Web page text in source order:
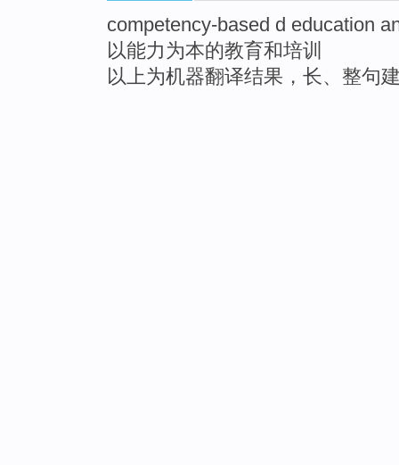
competency-based d education
以能力为本的教育和培训
以上为机器翻译结果，长、整句